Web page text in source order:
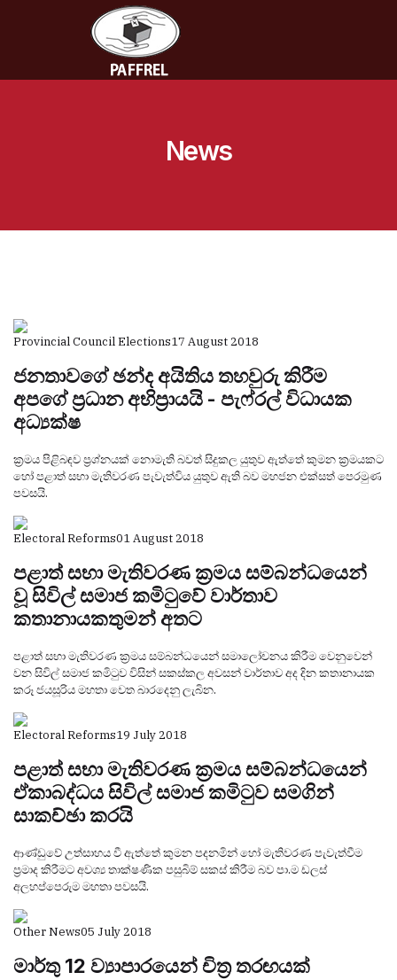
News
Provincial Council Elections17 August 2018
ජනතාවගේ ඡන්ද අයිතිය තහවුරු කිරීම
අපගේ ප්‍රධාන අභිප්‍රායයි - පැෆ්රල් විධායක
අධ්‍යක්ෂ
ක්‍රමය පිළිබඳව ප්‍රශ්නයක් නොමැති බවත් සිදුකල යුතුව ඇත්තේ කුමන ක්‍රමයකට
හෝ පළාත් සභා මැතිවරණ පැවැත්විය යුතුව ඇති බව මහජන එක්සත් පෙරමුණ
පවසයි.
Electoral Reforms01 August 2018
පළාත් සභා මැතිවරණ ක්‍රමය සම්බන්ධයෙන්
වූ සිවිල් සමාජ කමිටුවේ වාර්තාව
කතානායකතුමන් අතට
පළාත් සභා මැතිවරණ ක්‍රමය සම්බන්ධයෙන් සමාලෝචනය කිරීම වෙනුවෙන්
වන සිවිල් සමාජ කමිටුව විසින් සකස්කල අවසන් වාර්තාව අද දින කතානායක
කරූ ජයසූරිය මහතා වෙත බාරදෙනු ලැබින.
Electoral Reforms19 July 2018
පළාත් සභා මැතිවරණ ක්‍රමය සම්බන්ධයෙන්
ඒකාබද්ධය සිවිල් සමාජ කමිටුව සමගින්
සාකච්ඡා කරයි
ආණ්ඩුවේ උත්සාහය වී ඇත්තේ කුමන පදනමින් හෝ මැතිවරණ පැවැත්වීම
ප්‍රමාද කිරීමට අවශ්‍ය තාක්ෂණික පසුබිම් සකස් කිරීම බව පා.ම ඩලස්
අලහප්පෙරුම මහතා පවසයි.
Other News05 July 2018
මාර්තු 12 ව්‍යාපාරයෙන් චිත්‍ර තරඟයක්